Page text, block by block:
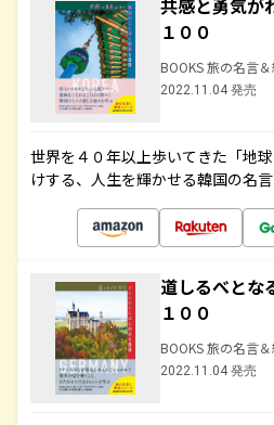
共感と勇気が
１００
BOOKS 旅の名言
2022.11.04 発売
世界を４０年以上歩いてきた「地
けする、人生を輝かせる韓国の名
道しるべとな
１００
BOOKS 旅の名言
2022.11.04 発売